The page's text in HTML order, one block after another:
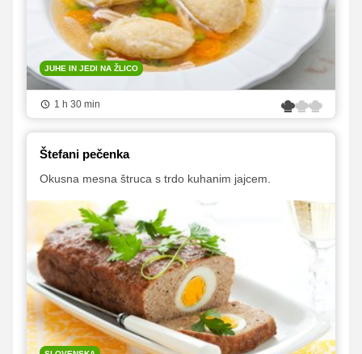
JUHE IN JEDI NA ŽLICO
1 h 30 min
Štefani pečenka
Okusna mesna štruca s trdo kuhanim jajcem.